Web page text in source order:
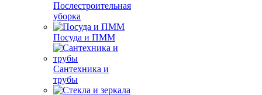
Послестроительная
уборка
Посуда и ПММ
Сантехника и
трубы